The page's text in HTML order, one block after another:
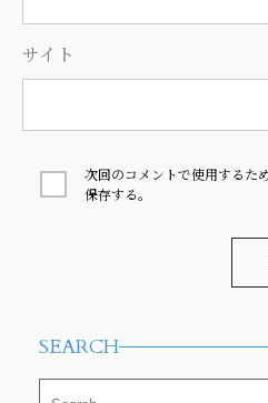
サイト
次回のコメントで使用するた
保存する。
SEARCH